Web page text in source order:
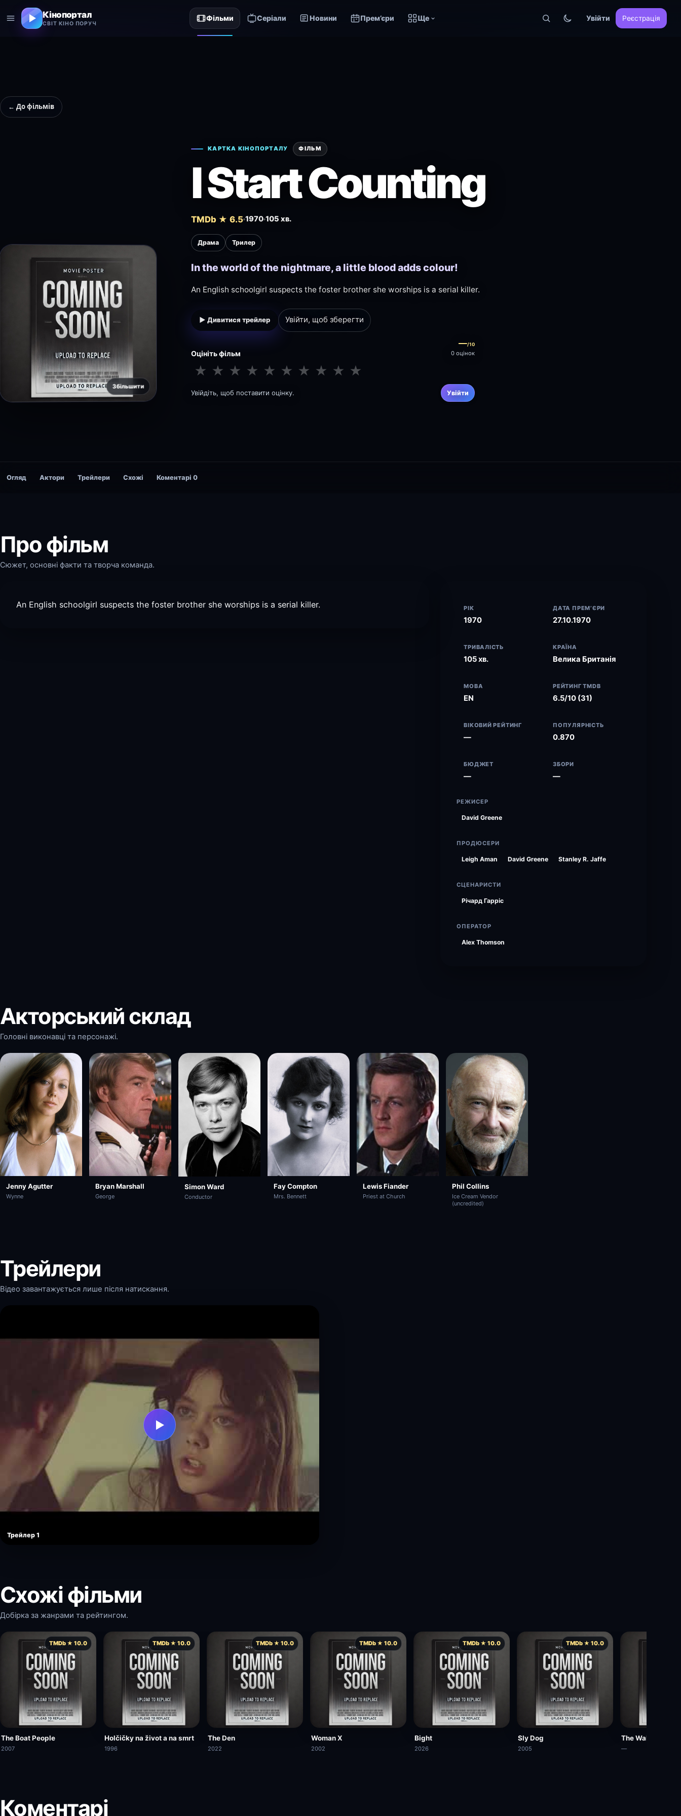
Кінопортал
СВІТ КІНО ПОРУЧ
Фільми Серіали Новини Прем’єри Ще Увійти Реєстрація
← До фільмів
Збільшити
КАРТКА КІНОПОРТАЛУ ФІЛЬМ
I Start Counting
TMDb ★ 6.5 1970 105 хв.
Драма Трилер
In the world of the nightmare, a little blood adds colour!
An English schoolgirl suspects the foster brother she worships is a serial killer.
▶ Дивитися трейлер Увійти, щоб зберегти
Оцініть фільм
—/10
0 оцінок
★ ★ ★ ★ ★ ★ ★ ★ ★ ★
Увійдіть, щоб поставити оцінку. Увійти
Огляд Актори Трейлери Схожі Коментарі 0
Про фільм
Сюжет, основні факти та творча команда.
An English schoolgirl suspects the foster brother she worships is a serial killer. РІК
1970
ДАТА ПРЕМ’ЄРИ
27.10.1970
ТРИВАЛІСТЬ
105 хв.
КРАЇНА
Велика Британія
МОВА
EN
РЕЙТИНГ TMDB
6.5/10 (31)
ВІКОВИЙ РЕЙТИНГ
—
ПОПУЛЯРНІСТЬ
0.870
БЮДЖЕТ
—
ЗБОРИ
—
РЕЖИСЕР
David Greene
ПРОДЮСЕРИ
Leigh Aman David Greene Stanley R. Jaffe
СЦЕНАРИСТИ
Річард Гарріс
ОПЕРАТОР
Alex Thomson
Акторський склад
Головні виконавці та персонажі.
Jenny Agutter
Wynne
Bryan Marshall
George
Simon Ward
Conductor
Fay Compton
Mrs. Bennett
Lewis Fiander
Priest at Church
Phil Collins
Ice Cream Vendor
(uncredited)
Трейлери
Відео завантажується лише після натискання.
▶
Трейлер 1
Схожі фільми
Добірка за жанрами та рейтингом.
TMDb ★ 10.0
The Boat People
2007
TMDb ★ 10.0
Holčičky na život a na smrt
1996
TMDb ★ 10.0
The Den
2022
TMDb ★ 10.0
Woman X
2002
TMDb ★ 10.0
Bight
2026
TMDb ★ 10.0
Sly Dog
2005
The Walls
—
Коментарі